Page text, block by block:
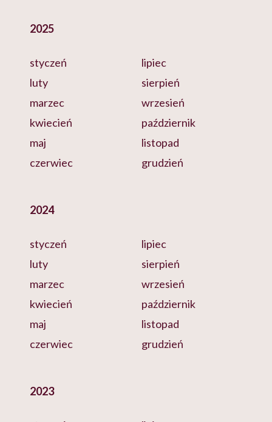
2025
styczeń
luty
marzec
kwiecień
maj
czerwiec
lipiec
sierpień
wrzesień
październik
listopad
grudzień
2024
styczeń
luty
marzec
kwiecień
maj
czerwiec
lipiec
sierpień
wrzesień
październik
listopad
grudzień
2023